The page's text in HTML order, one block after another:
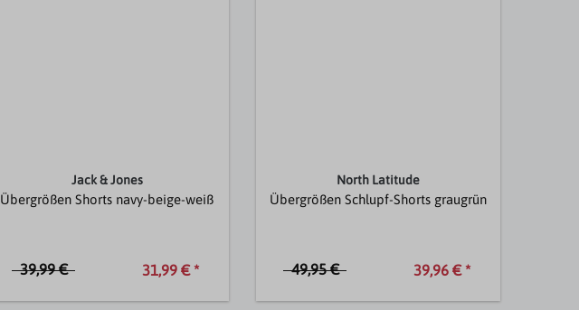
Jack & Jones
Übergrößen Shorts navy-beige-weiß
39,99 € 31,99 € *
North Latitude
Übergrößen Schlupf-Shorts graugrün
49,95 € 39,96 € *